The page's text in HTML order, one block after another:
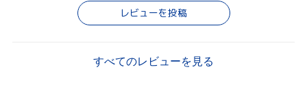
レビューを投稿
すべてのレビューを見る